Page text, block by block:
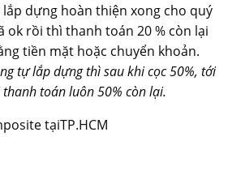
lắp dựng hoàn thiện xong cho quý
ok rồi thì thanh toán 20 % còn lại
tiền mặt hoặc chuyển khoản.
tự lắp dựng thì sau khi cọc 50%, tới
toán luôn 50% còn lại.
tạiTP.HCM